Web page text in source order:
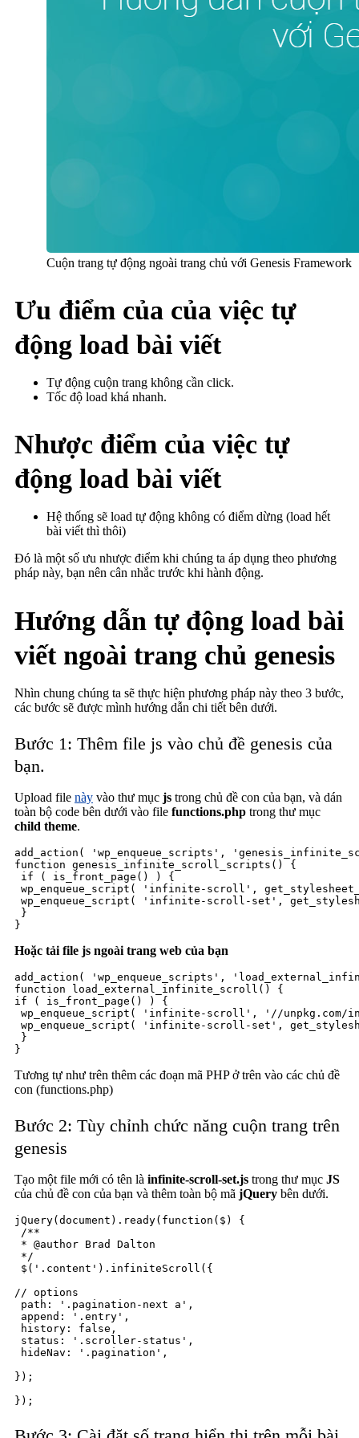
Cuộn trang tự động ngoài trang chủ với Genesis Framework
Ưu điểm của của việc tự
động load bài viết
Tự động cuộn trang không cần click.
Tốc độ load khá nhanh.
Nhược điểm của việc tự
động load bài viết
Hệ thống sẽ load tự động không có điểm dừng (load hết
bài viết thì thôi)
Đó là một số ưu nhược điểm khi chúng ta áp dụng theo phương
pháp này, bạn nên cân nhắc trước khi hành động.
Hướng dẫn tự động load bài
viết ngoài trang chủ genesis
Nhìn chung chúng ta sẽ thực hiện phương pháp này theo 3 bước,
các bước sẽ được mình hướng dẫn chi tiết bên dưới.
Bước 1: Thêm file js vào chủ đề genesis của
bạn.
Upload file này vào thư mục js trong chủ đề con của bạn, và dán
toàn bộ code bên dưới vào file functions.php trong thư mục
child theme.
add_action( 'wp_enqueue_scripts',
function genesis_infinite_scroll_scripts() {
if ( is_front_page() ) {
wp_enqueue_script( 'infinite-scroll',
wp_enqueue_script( 'infinite-scroll-set',
}
}
Hoặc tải file js ngoài trang web của bạn
add_action( 'wp_enqueue_scripts',
function load_external_infinite_scroll() {
if ( is_front_page() ) {
wp_enqueue_script( 'infinite-scroll', '//
wp_enqueue_script( 'infinite-scroll-set',
}
}
Tương tự như trên thêm các đoạn mã PHP ở trên vào các chủ đề
con (functions.php)
Bước 2: Tùy chỉnh chức năng cuộn trang trên
genesis
Tạo một file mới có tên là infinite-scroll-set.js trong thư mục JS
của chủ đề con của bạn và thêm toàn bộ mã jQuery bên dưới.
jQuery(document).ready(function($) {
/**
* @author Brad Dalton
*/
$('.content').infiniteScroll({
// options
path: '.pagination-next a',
append: '.entry',
history: false,
status: '.scroller-status',
hideNav: '.pagination',
});
});